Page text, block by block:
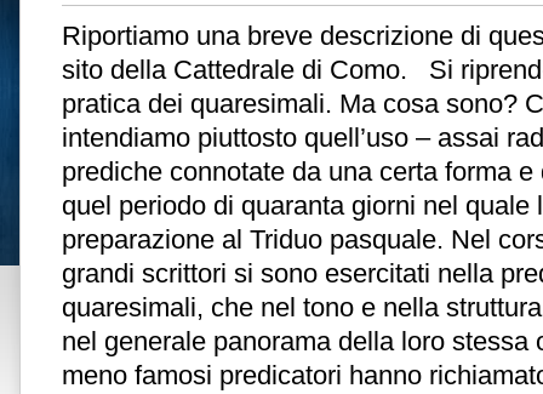
Riportiamo una breve descrizione di
sito della Cattedrale di Como. Si
pratica dei quaresimali. Ma cosa sono?
intendiamo piuttosto quell’uso – assai
prediche connotate da una certa forma
quel periodo di quaranta giorni nel quale
preparazione al Triduo pasquale. Nel
grandi scrittori si sono esercitati nella
quaresimali, che nel tono e nella
nel generale panorama della loro stessa
meno famosi predicatori hanno